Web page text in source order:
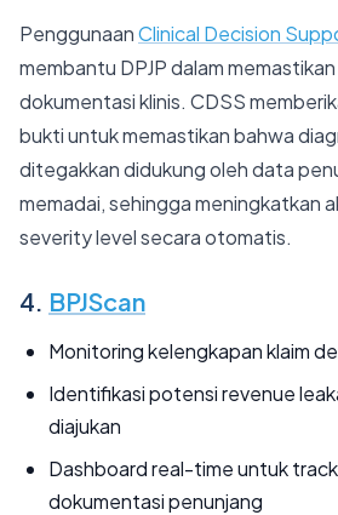
PenggunaanClinical Decision
membantu DPJP dalam
dokumentasi klinis. CDSS
bukti untuk memastikan bahwa
ditegakkan didukung oleh data
memadai, sehingga meningkatkan
severity level secara otomatis.
4. BPJScan
Monitoring kelengkapan klaim
Identifikasi potensi revenue
diajukan
Dashboard real-time untuk
dokumentasi penunjang